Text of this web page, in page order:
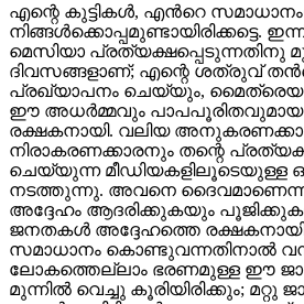
എന്റെ കുട്ടികൾ, എന്‍റെ
നിങ്ങൾക്കൊപ്പമുണ്ടായിരിക്കട്ടെ.
മെസിയാ പ്രത്യക്ഷപ്പെടുന്നതിനു
ദിവസങ്ങളാണ്; എന്റെ ശത്രുവ്
പ്രഖ്യാപനം ചെയ്യും,
ഈ അധർമ്മവും
രക്ഷകനായി. വലിയ
നിരാകരണക്കാരനും തന്റെ
ചെയ്യുന്ന മീഡിയകളിലൂടെയുള്ള
നടത്തുന്നു. അവനെ ദൈവമാണെന്ന്
അദ്ദേഹം ആദരിക്കുകയും
ജനതകൾ അദ്ദേഹത്തെ രക്ഷകനായി
സമാധാനം കൊണ്ടുവന്നതിനാൽ
ലോകത്തെല്ലാം ഭരണമുള്ള ഈ
മുന്നിൽ വെച്ചു കൂരിയിരിക്കും; മറ്റു